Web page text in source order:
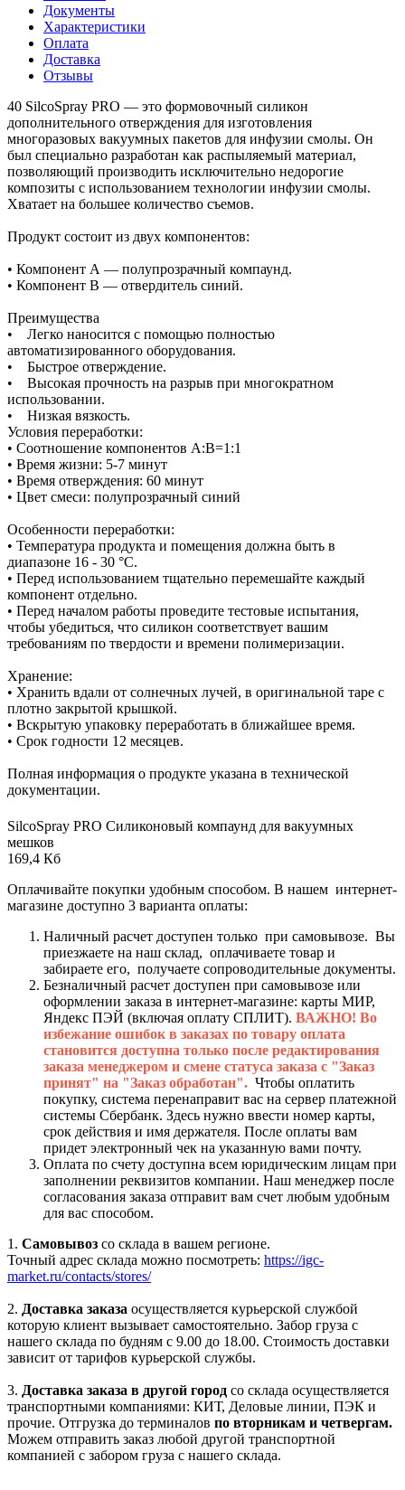
Документы
Характеристики
Оплата
Доставка
Отзывы
40 SilcoSpray PRO — это формовочный силикон
дополнительного отверждения для изготовления
многоразовых вакуумных пакетов для инфузии смолы. Он
был специально разработан как распыляемый материал,
позволяющий производить исключительно недорогие
композиты с использованием технологии инфузии смолы.
Хватает на большее количество съемов.
Продукт состоит из двух компонентов:
• Компонент А — полупрозрачный компаунд.
• Компонент В — отвердитель синий.
Преимущества
• Легко наносится с помощью полностью
автоматизированного оборудования.
• Быстрое отверждение.
• Высокая прочность на разрыв при многократном
использовании.
• Низкая вязкость.
Условия переработки:
• Соотношение компонентов А:В=1:1
• Время жизни: 5-7 минут
• Время отверждения: 60 минут
• Цвет смеси: полупрозрачный синий
Особенности переработки:
• Температура продукта и помещения должна быть в
диапазоне 16 - 30 °C.
• Перед использованием тщательно перемешайте каждый
компонент отдельно.
• Перед началом работы проведите тестовые испытания,
чтобы убедиться, что силикон соответствует вашим
требованиям по твердости и времени полимеризации.
Хранение:
• Хранить вдали от солнечных лучей, в оригинальной таре с
плотно закрытой крышкой.
• Вскрытую упаковку переработать в ближайшее время.
• Срок годности 12 месяцев.
Полная информация о продукте указана в технической
документации.
SilcoSpray PRO Силиконовый компаунд для вакуумных
мешков
169,4 Кб
Оплачивайте покупки удобным способом. В нашем интернет-
магазине доступно 3 варианта оплаты:
Наличный расчет доступен только при самовывозе. Вы
приезжаете на наш склад, оплачиваете товар и
забираете его, получаете сопроводительные документы.
Безналичный расчет доступен при самовывозе или
оформлении заказа в интернет-магазине: карты МИР,
Яндекс ПЭЙ (включая оплату СПЛИТ). ВАЖНО! Во
избежание ошибок в заказах по товару оплата
становится доступна только после редактирования
заказа менеджером и смене статуса заказа с "Заказ
принят" на "Заказ обработан". Чтобы оплатить
покупку, система перенаправит вас на сервер платежной
системы Сбербанк. Здесь нужно ввести номер карты,
срок действия и имя держателя. После оплаты вам
придет электронный чек на указанную вами почту.
Оплата по счету доступна всем юридическим лицам при
заполнении реквизитов компании. Наш менеджер после
согласования заказа отправит вам счет любым удобным
для вас способом.
1. Самовывоз со склада в вашем регионе.
Точный адрес склада можно посмотреть: https://igc-
market.ru/contacts/stores/
2. Доставка заказа осуществляется курьерской службой
которую клиент вызывает самостоятельно. Забор груза с
нашего склада по будням с 9.00 до 18.00. Стоимость доставки
зависит от тарифов курьерской службы.
3. Доставка заказа в другой город со склада осуществляется
транспортными компаниями: КИТ, Деловые линии, ПЭК и
прочие. Отгрузка до терминалов по вторникам и четвергам.
Можем отправить заказ любой другой транспортной
компанией с забором груза с нашего склада.